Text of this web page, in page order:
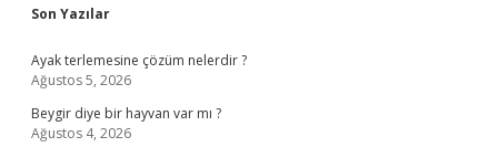
Sidebar
Son Yazılar
Ayak terlemesine çözüm nelerdir ?
Ağustos 5, 2026
Beygir diye bir hayvan var mı ?
Ağustos 4, 2026